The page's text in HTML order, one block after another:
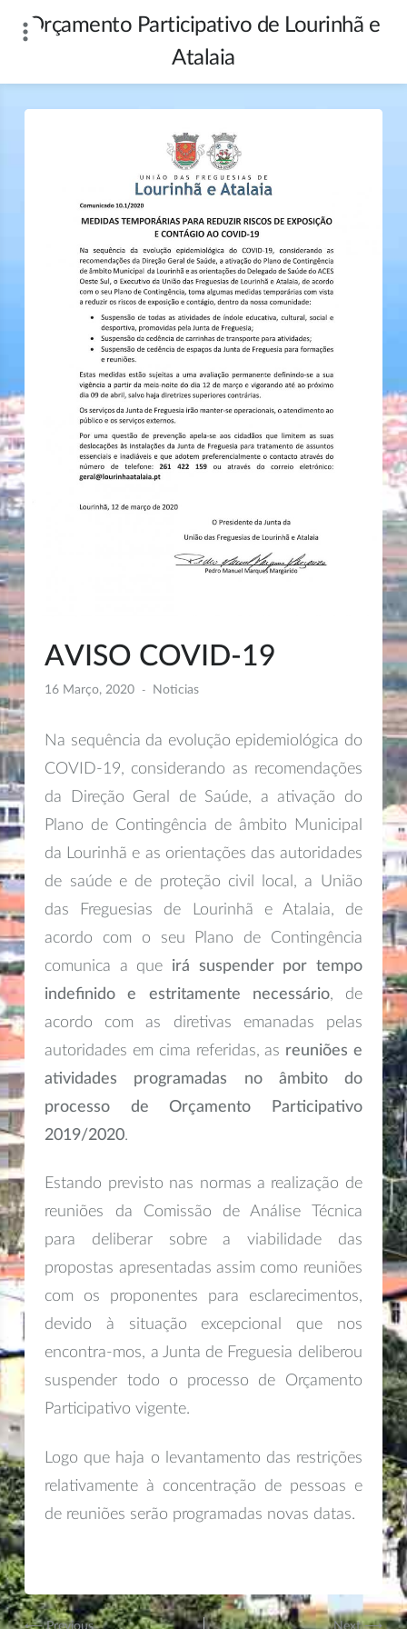
Orçamento Participativo de Lourinhã e
Atalaia
AVISO COVID-19
16 Março, 2020 Noticias
Na sequência da evolução epidemiológica do
COVID-19, considerando as recomendações
da Direção Geral de Saúde, a ativação do
Plano de Contingência de âmbito Municipal
da Lourinhã e as orientações das autoridades
de saúde e de proteção civil local, a União
das Freguesias de Lourinhã e Atalaia, de
acordo com o seu Plano de Contingência
comunica a que irá suspender por tempo
indefinido e estritamente necessário, de
acordo com as diretivas emanadas pelas
autoridades em cima referidas, as reuniões e
atividades programadas no âmbito do
processo de Orçamento Participativo
2019/2020.
Estando previsto nas normas a realização de
reuniões da Comissão de Análise Técnica
para deliberar sobre a viabilidade das
propostas apresentadas assim como reuniões
com os proponentes para esclarecimentos,
devido à situação excepcional que nos
encontra-mos, a Junta de Freguesia deliberou
suspender todo o processo de Orçamento
Participativo vigente.
Logo que haja o levantamento das restrições
relativamente à concentração de pessoas e
de reuniões serão programadas novas datas.
⟵ Previous Next ⟶